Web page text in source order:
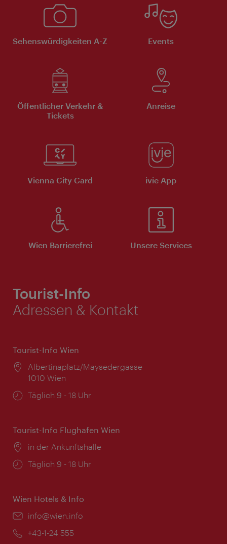
Sehenswürdigkeiten A-Z Events
Öffentlicher Verkehr &
Tickets
Anreise
Vienna City Card ivie App
Wien Barrierefrei Unsere Services
Tourist-Info
Adressen & Kontakt
Tourist-Info Wien
Ort:
Albertinaplatz/Maysedergasse
1010 Wien
Öffnungszeiten:
Täglich 9 - 18 Uhr
Tourist-Info Flughafen Wien
Ort:
in der Ankunftshalle
Öffnungszeiten:
Täglich 9 - 18 Uhr
Wien Hotels & Info
Email:
info@wien.info
Telefon:
+43-1-24 555